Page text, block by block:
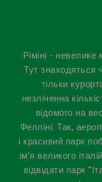
Ріміні - невелике
Тут знаходяться
тільки
незліченна
відомого на
Фелліні. Так,
і красивий парк
ім'я великого
відвідати парк